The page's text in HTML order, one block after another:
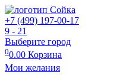
+7 (499) 197-00-17
9 - 21
Выберите город
00.00 Корзина
Мои желания